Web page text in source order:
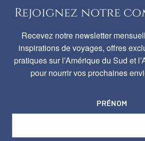
Rejoignez notre
Recevez notre newsletter
inspirations de voyages, offres
pratiques sur l’Amérique du Sud et
pour nourrir vos prochaines
PRÉNOM